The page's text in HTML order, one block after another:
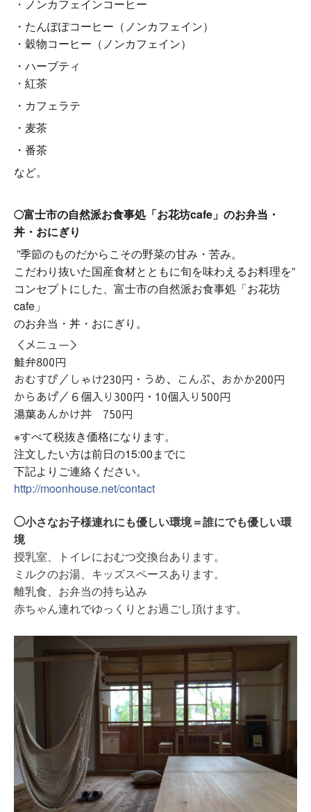
・ノンカフェインコーヒー
・たんぽぽコーヒー（ノンカフェイン）
・穀物コーヒー（ノンカフェイン）
・ハーブティ
・紅茶
・カフェラテ
・麦茶
・番茶
など。
◯富士市の自然派お食事処「お花坊cafe」 のお弁当・
丼・おにぎり
”季節のものだからこその野菜の甘み・苦み。
こだわり抜いた国産食材とともに旬を味わえるお料理を”
コンセプトにした、富士市の自然派お食事処「お花坊
cafe」
のお弁当・丼・おにぎり。
＜メニュー＞
鮭弁800円
おむすび／ しゃけ230円・ うめ、こんぶ、おかか200円
からあげ／ ６個入り300円・10個入り500円
湯葉あんかけ丼 750円
※すべて税抜き価格になります。
注文したい方は前日の15:00までに
下記よりご連絡ください。
http://moonhouse.net/contact
◯小さなお子様連れにも優しい環境＝誰にでも優しい環
境
授乳室、トイレにおむつ交換台あります。
ミルクのお湯、キッズスペースあります。
離乳食、お弁当の持ち込み
赤ちゃん連れでゆっくりとお過ごし頂けます。